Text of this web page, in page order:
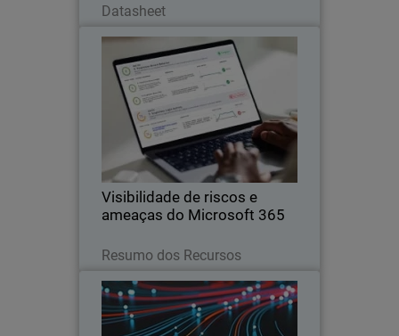
Datasheet
Thumbnail
Visibilidade de riscos e
ameaças do Microsoft 365
Resumo dos Recursos
Visibilidade de riscos e
ameaças do Microsoft 365
Conheça os recursos de visibilidade de
riscos e ameaças do ThreatSync+ SaaS
para seus ambientes Microsoft 365.
ThumbnailPotencialize o controle de
acesso com políticas de risco e
segurança zero trust